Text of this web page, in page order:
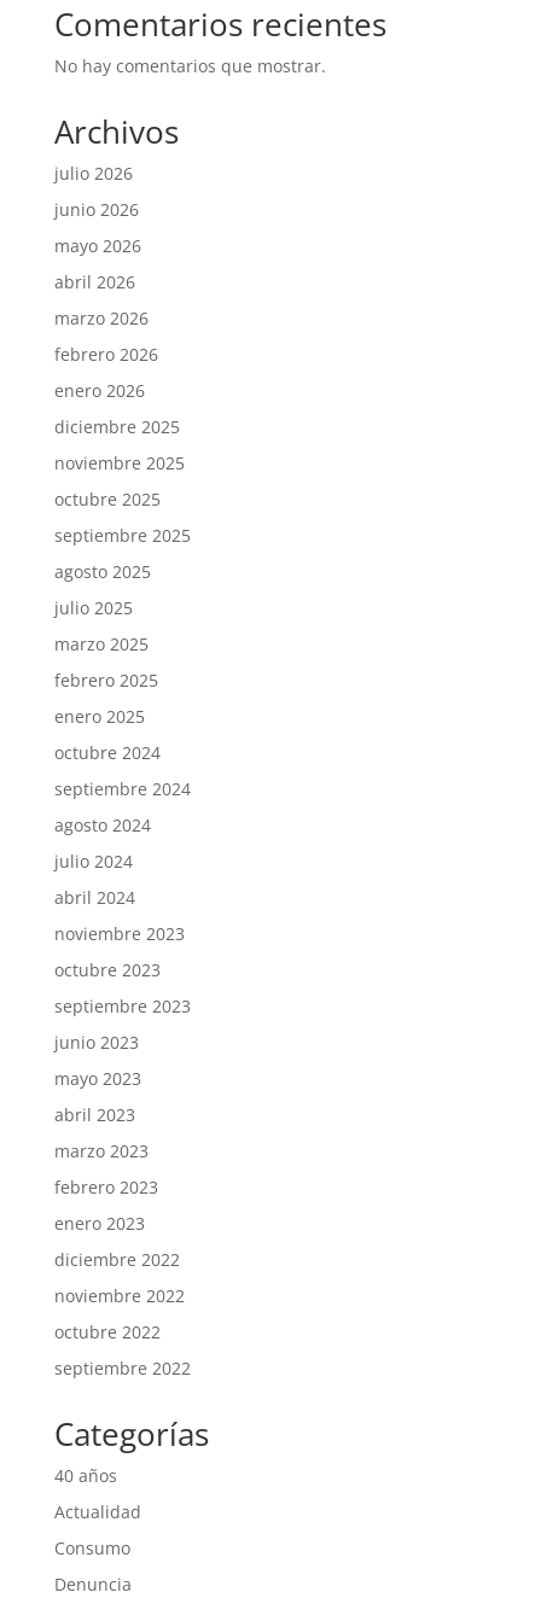
Comentarios recientes
No hay comentarios que mostrar.
Archivos
julio 2026
junio 2026
mayo 2026
abril 2026
marzo 2026
febrero 2026
enero 2026
diciembre 2025
noviembre 2025
octubre 2025
septiembre 2025
agosto 2025
julio 2025
marzo 2025
febrero 2025
enero 2025
octubre 2024
septiembre 2024
agosto 2024
julio 2024
abril 2024
noviembre 2023
octubre 2023
septiembre 2023
junio 2023
mayo 2023
abril 2023
marzo 2023
febrero 2023
enero 2023
diciembre 2022
noviembre 2022
octubre 2022
septiembre 2022
Categorías
40 años
Actualidad
Consumo
Denuncia